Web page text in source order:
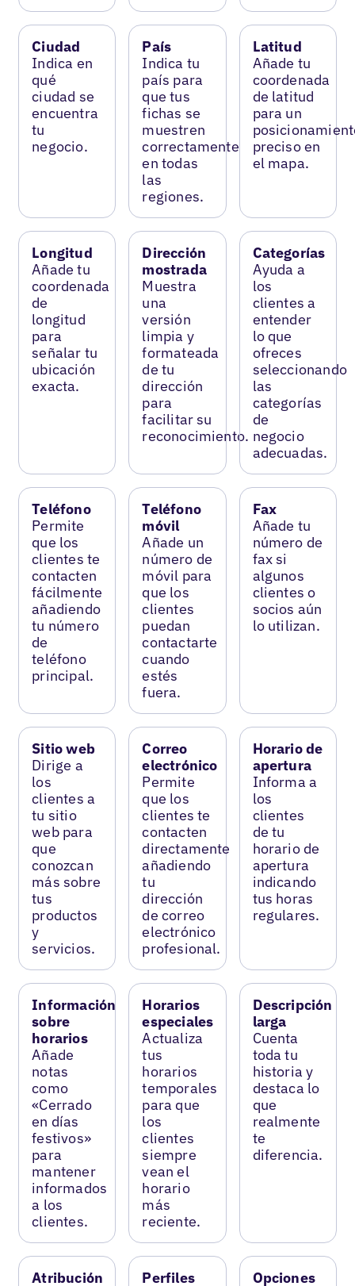
Ciudad
Indica en
qué
ciudad se
encuentra
tu
negocio.
País
Indica tu
país para
que tus
fichas se
muestren
correctamente
en todas
las
regiones.
Latitud
Añade tu
coordenada
de latitud
para un
preciso en
el mapa.
Longitud
Añade tu
coordenada
de
longitud
para
señalar tu
ubicación
exacta.
Dirección
mostrada
Muestra
una
versión
limpia y
formateada
de tu
dirección
para
facilitar su
reconocimiento.
Categorías
Ayuda a
los
clientes a
entender
lo que
ofreces
seleccionando
las
categorías
de
negocio
adecuadas.
Teléfono
Permite
que los
clientes te
contacten
fácilmente
añadiendo
tu número
de
teléfono
principal.
Teléfono
móvil
Añade un
número de
móvil para
que los
clientes
puedan
contactarte
cuando
estés
fuera.
Fax
Añade tu
número de
fax si
algunos
clientes o
socios aún
lo utilizan.
Sitio web
Dirige a
los
clientes a
tu sitio
web para
que
conozcan
más sobre
tus
productos
y
servicios.
Correo
electrónico
Permite
que los
clientes te
contacten
directamente
añadiendo
tu
dirección
de correo
electrónico
profesional.
Horario de
apertura
Informa a
los
clientes
de tu
horario de
apertura
indicando
tus horas
regulares.
Información
sobre
horarios
Añade
notas
como
«Cerrado
en días
festivos»
para
mantener
informados
a los
clientes.
Horarios
especiales
Actualiza
tus
horarios
temporales
para que
los
clientes
siempre
vean el
horario
más
reciente.
Descripción
larga
Cuenta
toda tu
historia y
destaca lo
que
realmente
te
diferencia.
Atribución
Perfiles
Opciones